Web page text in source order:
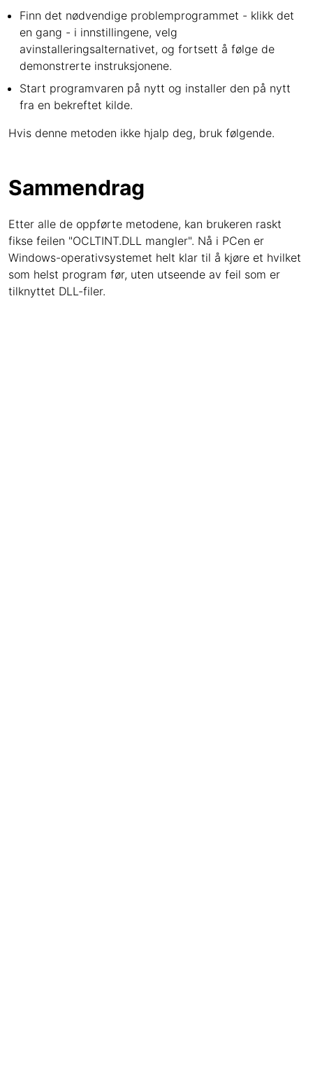
Finn det nødvendige problemprogrammet - klikk det
en gang - i innstillingene, velg
avinstalleringsalternativet, og fortsett å følge de
demonstrerte instruksjonene.
Start programvaren på nytt og installer den på nytt
fra en bekreftet kilde.
Hvis denne metoden ikke hjalp deg, bruk følgende.
Sammendrag
Etter alle de oppførte metodene, kan brukeren raskt
fikse feilen "OCLTINT.DLL mangler". Nå i PCen er
Windows-operativsystemet helt klar til å kjøre et hvilket
som helst program før, uten utseende av feil som er
tilknyttet DLL-filer.